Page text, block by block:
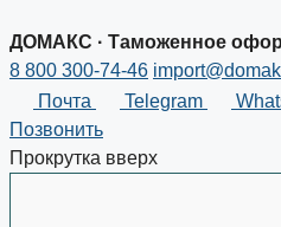
ДОМАКС · Таможенное
8 800 300-74-46
Почта
Telegram
Позвонить
Прокрутка вверх